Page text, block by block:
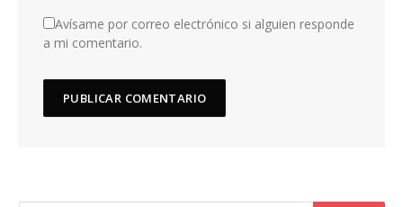
Avísame por correo electrónico si alguien responde
a mi comentario.